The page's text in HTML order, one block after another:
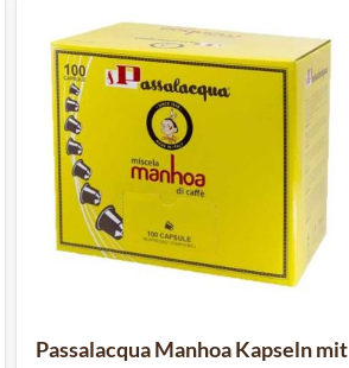
Passalacqua Manhoa Kapseln mit